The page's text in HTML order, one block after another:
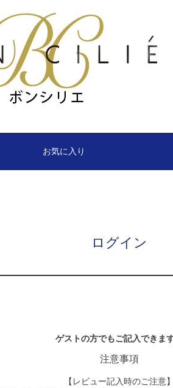
お気に入り
ログイン
ゲストの方でもご記入できま
注意事項
【レビュー記入時のご注意